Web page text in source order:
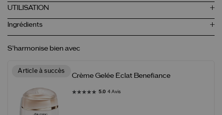
UTILISATION
Ingrédients
S'harmonise bien avec
Article à succès
Crème Gelée Éclat Benefiance
5.0 4 Avis